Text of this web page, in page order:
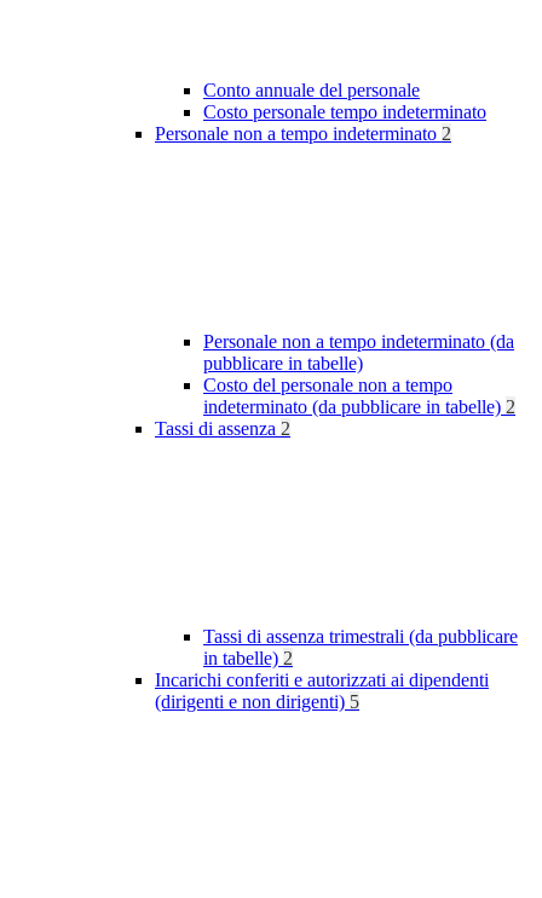
Conto annuale del personale
Costo personale tempo indeterminato
Personale non a tempo indeterminato 2
Personale non a tempo indeterminato (da
pubblicare in tabelle)
Costo del personale non a tempo
indeterminato (da pubblicare in tabelle) 2
Tassi di assenza 2
Tassi di assenza trimestrali (da pubblicare
in tabelle) 2
Incarichi conferiti e autorizzati ai dipendenti
(dirigenti e non dirigenti) 5